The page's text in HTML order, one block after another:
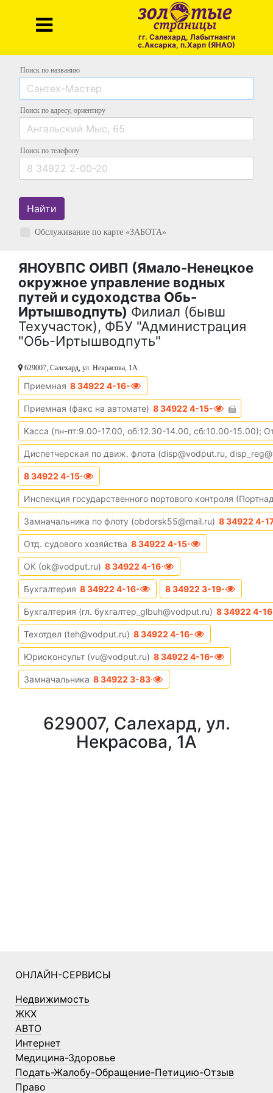
гг. Салехард, Лабытнанги
с.Аксарка, п.Харп (ЯНАО)
Поиск по названию
Поиск по адресу, ориентиру
Поиск по телефону
Найти
Обслуживание по карте «ЗАБОТА»
ЯНОУВПС ОИВП (Ямало-Ненецкое
окружное управление водных
путей и судоходства Обь-
Иртышводпуть) Филиал (бывш
Техучасток), ФБУ "Администрация
"Обь-Иртышводпуть"
629007, Салехард, ул. Некрасова, 1А
Приемная 8 34922 4-16-05
Приемная (факс на автомате) 8 34922 4-15-40
Касса (пн-пт:9.00-17.00, об:12.30-14.00, сб:10.00-15.00);
Диспетчерская по движ. флота (disp@vodput.ru,
8 34922 4-15-57
Инспекция государственного портового контроля
Замначальника по флоту (obdorsk55@mail.ru) 8 34922 4-
Отд. судового хозяйства 8 34922 4-15-73
ОК (ok@vodput.ru) 8 34922 4-16-21
Бухгалтерия 8 34922 4-16-84 8 34922 3-19-53
Бухгалтерия (гл. бухгалтер_glbuh@vodput.ru) 8 34922 4-
Техотдел (teh@vodput.ru) 8 34922 4-16-04
Юрисконсульт (vu@vodput.ru) 8 34922 4-16-08
Замначальника 8 34922 3-83-71
629007, Салехард, ул.
Некрасова, 1А
ОНЛАЙН-СЕРВИСЫ
Недвижимость
ЖКХ
АВТО
Интернет
Медицина-Здоровье
Подать-Жалобу-Обращение-Петицию-Отзыв
Право